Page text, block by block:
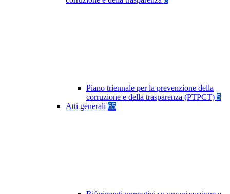
Piano triennale per la prevenzione della
corruzione e della trasparenza (PTPCT) 5
Atti generali 65